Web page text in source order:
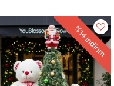
%14
indirim